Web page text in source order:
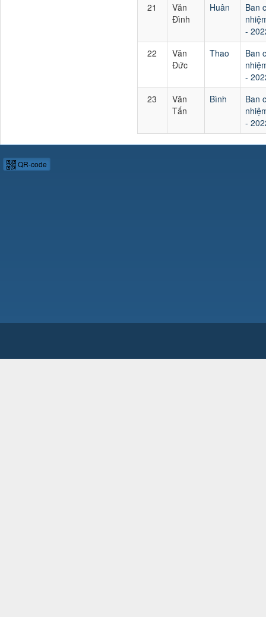
21
Văn
Đình
Huân
Ban
-
22
Văn
Đức
Thao
Ban
-
23
Văn
Tấn
Bình
Ban
-
QR-code